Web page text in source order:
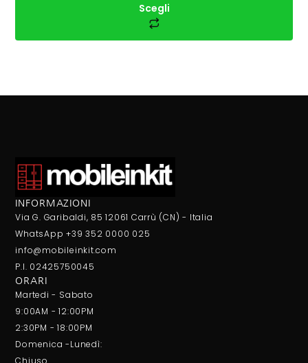
Scegli
INFORMAZIONI
Via G. Garibaldi, 85 12061 Carrù (CN) - Italia
WhatsApp +39 352 0000 025
info@mobileinkit.com
P.I. 02425750045
ORARI
Martedi - Sabato
9:00AM - 12:00PM
2:30PM - 18:00PM
Domenica -Lunedì: